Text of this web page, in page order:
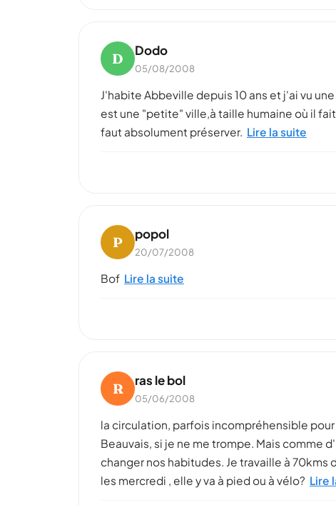
D Dodo
05/08/2008
J'habite Abbeville depuis 10 ans et j'ai vu
est une "petite" ville,à taille humaine où il
faut absolument préserver. Lire la suite
P popol
20/07/2008
Bof Lire la suite
R ras le bol
05/06/2008
la circulation, parfois incompréhensible
Beauvais, si je ne me trompe. Mais comme
changer nos habitudes. Je travaille à
les mercredi , elle y va à pied ou à vélo? Lire